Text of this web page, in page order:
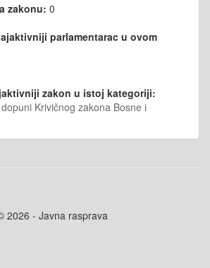
zakonu: 0
parlamentarac u ovom
zakon u istoj kategoriji:
Krivičnog zakona Bosne i
2026 - Javna rasprava